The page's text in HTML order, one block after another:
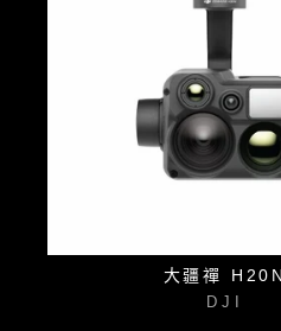
大疆禪 H20N
DJI